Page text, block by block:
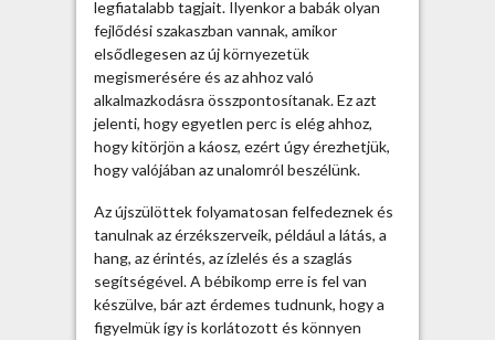
l
a
d
a
t
a
a
z
z
legfiatalabb tagjait. Ilyenkor a babák olyan
fejlődési szakaszban vannak, amikor
elsődlegesen az új környezetük
megismerésére és az ahhoz való
alkalmazkodásra összpontosítanak. Ez azt
jelenti, hogy egyetlen perc is elég ahhoz,
hogy kitörjön a káosz, ezért úgy érezhetjük,
hogy valójában az unalomról beszélünk.
Az újszülöttek folyamatosan felfedeznek és
tanulnak az érzékszerveik, például a látás, a
hang, az érintés, az ízlelés és a szaglás
segítségével. A bébikomp erre is fel van
készülve, bár azt érdemes tudnunk, hogy a
figyelmük így is korlátozott és könnyen